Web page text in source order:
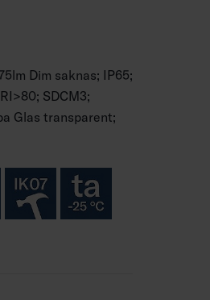
Dim saknas; IP65;
SDCM3;
Glas transparent;